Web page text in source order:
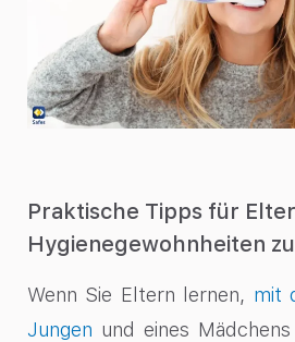
Praktische Tipps für
Hygienegewohnheiten
Wenn Sie Eltern lernen, mit
Jungen und eines